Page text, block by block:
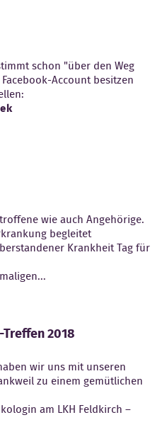
schon "über den Weg
Account besitzen
wie auch Angehörige.
begleitet
Krankheit Tag für
2018
wir uns mit unseren
zu einem gemütlichen
am LKH Feldkirch –